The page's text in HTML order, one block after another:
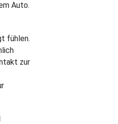
Auto.
fühlen.
zur